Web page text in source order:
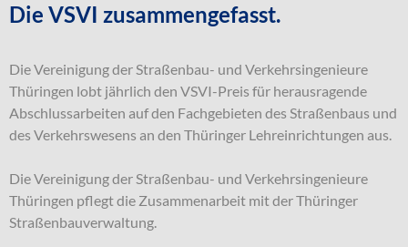
Die VSVI zusammengefasst.
Die Vereinigung der Straßenbau- und Verkehrsingenieure
Thüringen lobt jährlich den VSVI-Preis für herausragende
Abschlussarbeiten auf den Fachgebieten des Straßenbaus und
des Verkehrswesens an den Thüringer Lehreinrichtungen aus.
Die Vereinigung der Straßenbau- und Verkehrsingenieure
Thüringen pflegt die Zusammenarbeit mit der Thüringer
Straßenbauverwaltung.